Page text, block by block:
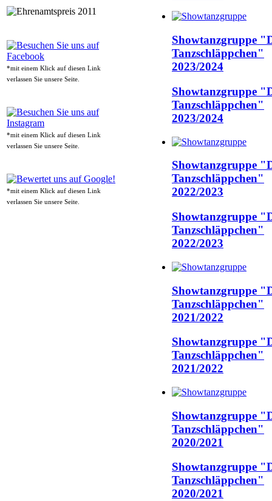
*mit einem Klick auf diesen Link
verlassen Sie unsere Seite.
*mit einem Klick auf diesen Link
verlassen Sie unsere Seite.
*mit einem Klick auf diesen Link
verlassen Sie unsere Seite.
Showtanzgruppe
Tanzschläppchen"
2023/2024
Showtanzgruppe
Tanzschläppchen"
2023/2024
Showtanzgruppe
Tanzschläppchen"
2022/2023
Showtanzgruppe
Tanzschläppchen"
2022/2023
Showtanzgruppe
Tanzschläppchen"
2021/2022
Showtanzgruppe
Tanzschläppchen"
2021/2022
Showtanzgruppe
Tanzschläppchen"
2020/2021
Showtanzgruppe
Tanzschläppchen"
2020/2021